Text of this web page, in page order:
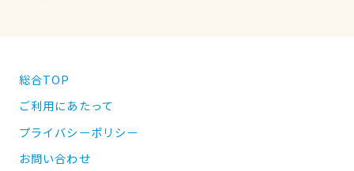
総合TOP
ご利用にあたって
プライバシーポリシー
お問い合わせ